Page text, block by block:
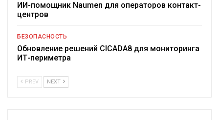
ИИ-помощник Naumen для операторов контакт-
центров
БЕЗОПАСНОСТЬ
Обновление решений CICADA8 для мониторинга
ИТ-периметра
PREV NEXT